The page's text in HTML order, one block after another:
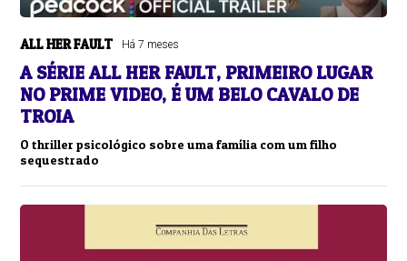
ALL HER FAULT Há 7 meses
A SÉRIE ALL HER FAULT, PRIMEIRO LUGAR
NO PRIME VIDEO, É UM BELO CAVALO DE
TROIA
O thriller psicológico sobre uma família com um filho
sequestrado